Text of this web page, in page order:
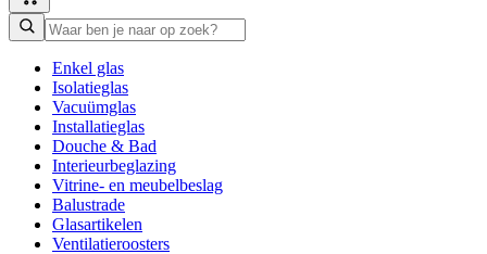
Enkel glas
Isolatieglas
Vacuümglas
Installatieglas
Douche & Bad
Interieurbeglazing
Vitrine- en meubelbeslag
Balustrade
Glasartikelen
Ventilatieroosters